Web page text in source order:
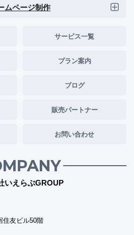
ムページ制作
サービス一覧
プラン案内
ブログ
販売パートナー
お問い合わせ
いえらぶGROUP
住友ビル50階